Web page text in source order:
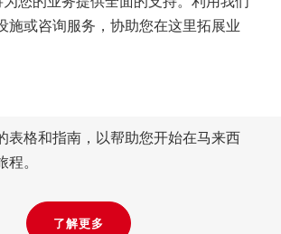
施或咨询服务，协助您在这里拓展业
表格和指南，以帮助您开始在马来西
。
了解更多